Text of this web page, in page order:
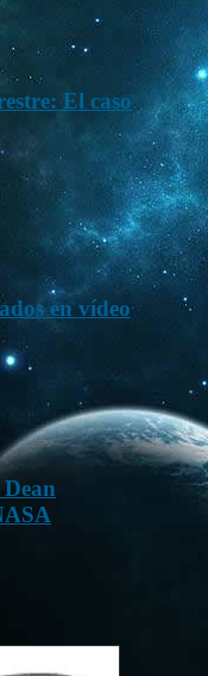
El caso
en vídeo